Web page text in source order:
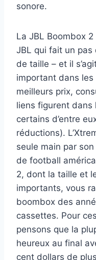
sonore.
La JBL Boombox
JBL qui fait un
de taille – et il
important dans
meilleurs prix,
liens figurent
certains d’entre
réductions).
seule main par
de football
2, dont la taille et
importants, vous
boombox des
cassettes. Pour
pensons que la
heureux au final
cent dollars de